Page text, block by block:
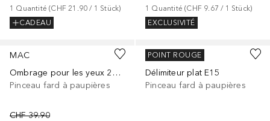
1 Quantité (CHF 21.90 / 1 Stück)
CADEAU
1 Quantité (CHF 9.67 / 1 Stück)
EXCLUSIVITÉ
MAC
Ombrage pour les yeux 239S
Pinceau fard à paupières
CHF 39.90
SIGMA
Délimiteur plat E15
Pinceau fard à paupières
POINT ROUGE